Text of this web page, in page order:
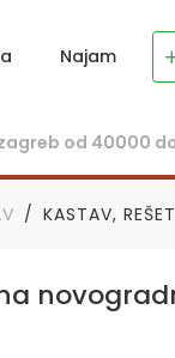
Najam
KASTAV,